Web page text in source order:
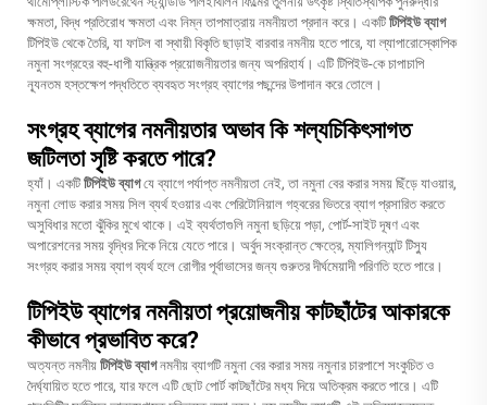
ক্ষমতা, বিদ্ধ প্রতিরোধ ক্ষমতা এবং নিম্ন তাপমাত্রায় নমনীয়তা প্রদান করে। একটি টিপিইউ ব্যাগ
টিপিইউ থেকে তৈরি, যা ফাটল বা স্থায়ী বিকৃতি ছাড়াই বারবার নমনীয় হতে পারে, যা ল্যাপারোস্কোপিক
নমুনা সংগ্রহের বহু-ধাপী যান্ত্রিক প্রয়োজনীয়তার জন্য অপরিহার্য। এটি টিপিইউ-কে চাপাচাপি
ন্যূনতম হস্তক্ষেপ পদ্ধতিতে ব্যবহৃত সংগ্রহ ব্যাগের পছন্দের উপাদান করে তোলে।
সংগ্রহ ব্যাগের নমনীয়তার অভাব কি শল্যচিকিৎসাগত
জটিলতা সৃষ্টি করতে পারে?
হ্যাঁ। একটি টিপিইউ ব্যাগযে ব্যাগে পর্যাপ্ত নমনীয়তা নেই, তা নমুনা বের করার সময় ছিঁড়ে যাওয়ার,
নমুনা লোড করার সময় সিল ব্যর্থ হওয়ার এবং পেরিটোনিয়াল গহ্বরের ভিতরে ব্যাগ প্রসারিত করতে
অসুবিধার মতো ঝুঁকির মুখে থাকে। এই ব্যর্থতাগুলি নমুনা ছড়িয়ে পড়া, পোর্ট-সাইট দূষণ এবং
অপারেশনের সময় বৃদ্ধির দিকে নিয়ে যেতে পারে। অর্বুদ সংক্রান্ত ক্ষেত্রে, ম্যালিগন্যান্ট টিস্যু
সংগ্রহ করার সময় ব্যাগ ব্যর্থ হলে রোগীর পূর্বাভাসের জন্য গুরুতর দীর্ঘমেয়াদী পরিণতি হতে পারে।
টিপিইউ ব্যাগের নমনীয়তা প্রয়োজনীয় কাটছাঁটের আকারকে
কীভাবে প্রভাবিত করে?
অত্যন্ত নমনীয় টিপিইউ ব্যাগনমনীয় ব্যাগটি নমুনা বের করার সময় নমুনার চারপাশে সংকুচিত ও
দৈর্ঘ্যায়িত হতে পারে, যার ফলে এটি ছোট পোর্ট কাটছাঁটের মধ্য দিয়ে অতিক্রম করতে পারে। এটি